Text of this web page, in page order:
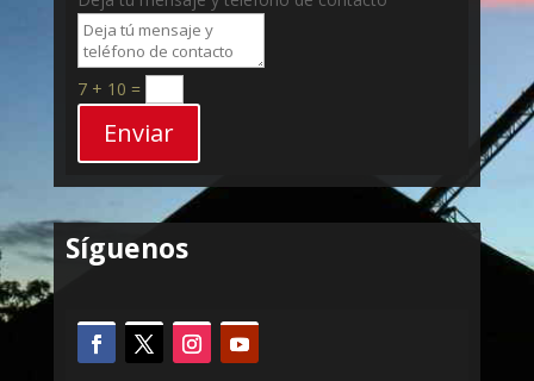
7 + 10 =
Enviar
Síguenos